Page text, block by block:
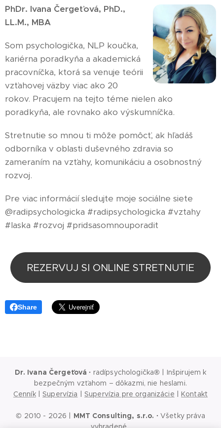
PhDr. Ivana Čergeťová, PhD.,
LL.M., MBA
Som psychologička, NLP koučka,
kariérna poradkyňa a akademická
pracovníčka, ktorá sa venuje teórii
vzťahovej väzby viac ako 20
rokov. Pracujem na tejto téme nielen ako
poradkyňa, ale rovnako ako výskumníčka.
Stretnutie so mnou ti môže pomôcť, ak hľadáš
odborníka v oblasti duševného zdravia so
zameraním na vzťahy, komunikáciu a osobnostný
rozvoj.
Pre viac informácií sledujte moje sociálne siete
@radipsychologicka #radipsychologicka #vztahy
#laska #rozvoj #pridsasomnouporadit
REZERVUJ SI ONLINE STRETNUTIE
Share
Dr. Ivana Čergeťová · radípsychologička® | Inšpirujem k
bezpečným vzťahom – dôkazmi, nie heslami.
Cenník|Supervízia |Supervízia pre organizácie | Kontakt
© 2010 - 2026 | MMT Consulting, s.r.o. · Všetky práva